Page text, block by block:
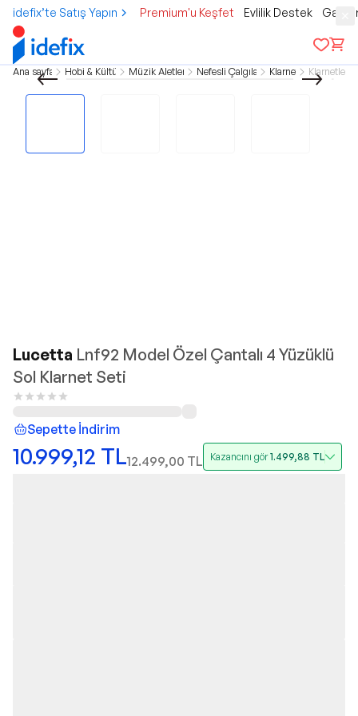
idefix’te Satış Yapın Premium'u Keşfet Evlilik Destek
Ana sayfa Hobi & Kültür Müzik Aletleri Nefesli Çalgılar Klarnet Klarnetler
Lucetta Lnf92 Model Özel Çantalı 4 Yüzüklü
Sol Klarnet Seti
Sepette İndirim
10.999,12 TL12.499,00 TL Kazancını gör1.499,88 TL